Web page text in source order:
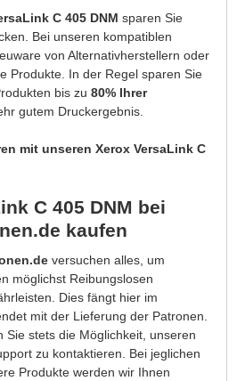
C 405 DNM sparen Sie
Bei unseren kompatiblen
von Alternativherstellern oder
Produkte. In der Regel sparen Sie
bis zu 80% Ihrer
gutem Druckergebnis.
mit unseren Xerox VersaLink C
C 405 DNM bei
kaufen
versuchen alles, um
möglichst Reibungslosen
Dies fängt hier im
mit der Lieferung der Patronen.
Sie stets die Möglichkeit, unseren
zu kontaktieren. Bei jeglichen
Produkte werden wir Ihnen